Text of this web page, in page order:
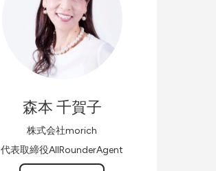
森本 千賀子
株式会社morich
代表取締役AllRounderAgent